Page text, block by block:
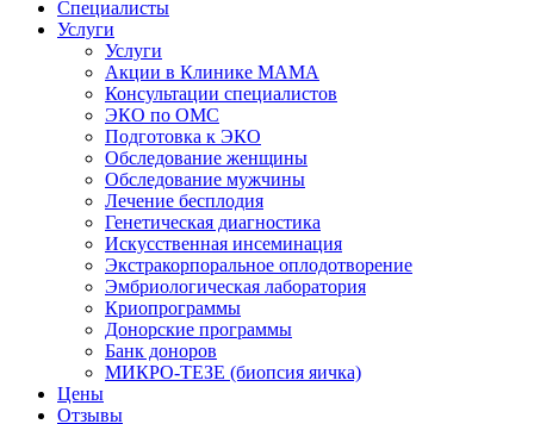
Специалисты
Услуги
Услуги
Акции в Клинике МАМА
Консультации специалистов
ЭКО по ОМС
Подготовка к ЭКО
Обследование женщины
Обследование мужчины
Лечение бесплодия
Генетическая диагностика
Искусственная инсеминация
Экстракорпоральное оплодотворение
Эмбриологическая лаборатория
Криопрограммы
Донорские программы
Банк доноров
МИКРО-ТЕЗЕ (биопсия яичка)
Цены
Отзывы